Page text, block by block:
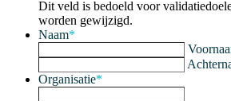
Dit veld is bedoeld voor
worden gewijzigd.
Naam*
Organisatie*